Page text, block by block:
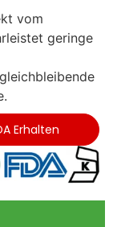
vom
geringe
Erhalten